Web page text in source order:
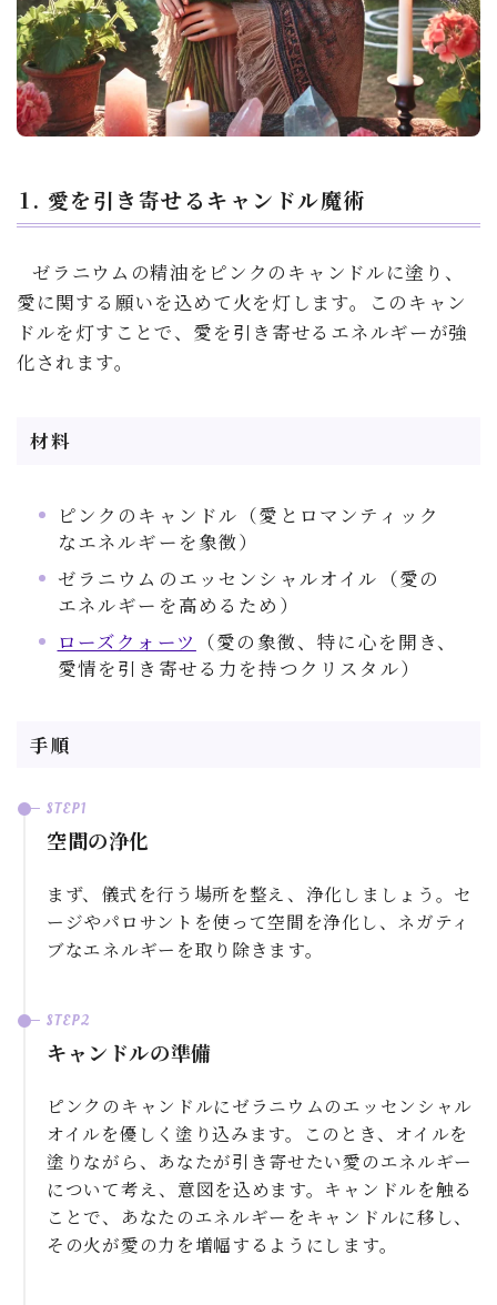
1. 愛を引き寄せるキャンドル魔術
ゼラニウムの精油をピンクのキャンドルに塗り、
愛に関する願いを込めて火を灯します。このキャン
ドルを灯すことで、愛を引き寄せるエネルギーが強
化されます。
材料
ピンクのキャンドル（愛とロマンティック
なエネルギーを象徴）
ゼラニウムのエッセンシャルオイル（愛の
エネルギーを高めるため）
ローズクォーツ
（愛の象徴、特に心を開き、
愛情を引き寄せる力を持つクリスタル）
手順
空間の浄化
まず、儀式を行う場所を整え、浄化しましょう。セ
ージやパロサントを使って空間を浄化し、ネガティ
ブなエネルギーを取り除きます。
キャンドルの準備
ピンクのキャンドルにゼラニウムのエッセンシャル
オイルを優しく塗り込みます。このとき、オイルを
塗りながら、あなたが引き寄せたい愛のエネルギー
について考え、意図を込めます。キャンドルを触る
ことで、あなたのエネルギーをキャンドルに移し、
その火が愛の力を増幅するようにします。